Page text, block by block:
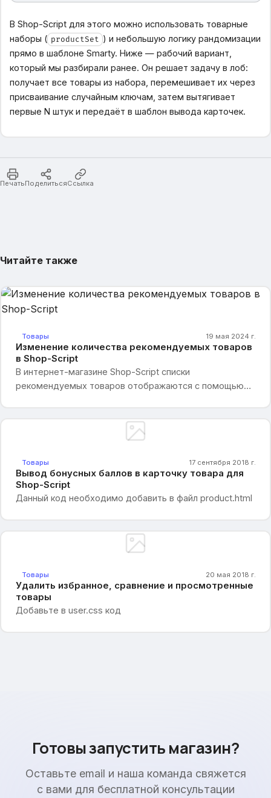
В Shop-Script для этого можно использовать товарные
наборы ( productSet ) и небольшую логику рандомизации
прямо в шаблоне Smarty. Ниже — рабочий вариант,
который мы разбирали ранее. Он решает задачу в лоб:
получает все товары из набора, перемешивает их через
присваивание случайным ключам, затем вытягивает
первые N штук и передаёт в шаблон вывода карточек.
ПечатьПоделитьсяСсылка
Читайте также
Товары 19 мая 2024 г.
Изменение количества рекомендуемых товаров
в Shop-Script
В интернет-магазине Shop-Script списки
рекомендуемых товаров отображаются с помощью
Товары 17 сентября 2018 г.
Вывод бонусных баллов в карточку товара для
Shop-Script
Данный код необходимо добавить в файл product.html
Товары 20 мая 2018 г.
Удалить избранное, сравнение и просмотренные
товары
Добавьте в user.css код
Готовы запустить магазин?
Оставьте email и наша команда свяжется
с вами для бесплатной консультации